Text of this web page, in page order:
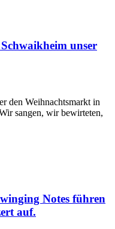
unser
den Weihnachtsmarkt in
sangen, wir bewirteten,
Notes führen
auf.